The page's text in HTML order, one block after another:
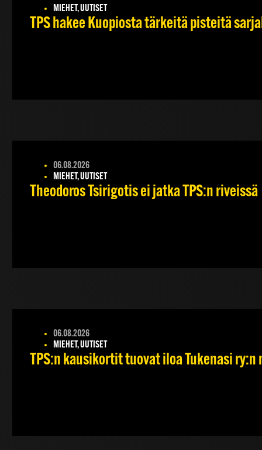
MIEHET, UUTISET
TPS hakee Kuopiosta tärkeitä pisteitä
06.08.2026
MIEHET, UUTISET
Theodoros Tsirigotis ei jatka TPS:n riveissä
06.08.2026
MIEHET, UUTISET
TPS:n kausikortit tuovat iloa Tukenasi